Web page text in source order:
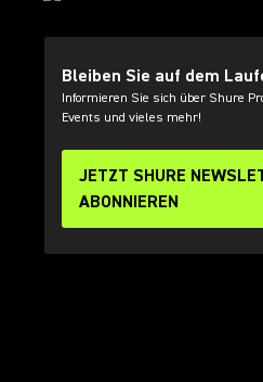
Bleiben Sie auf dem
Informieren Sie sich über Shure
Events und vieles mehr!
JETZT SHURE
ABONNIEREN